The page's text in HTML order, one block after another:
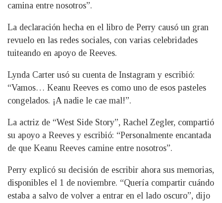
camina entre nosotros”.
La declaración hecha en el libro de Perry causó un gran
revuelo en las redes sociales, con varias celebridades
tuiteando en apoyo de Reeves.
Lynda Carter usó su cuenta de Instagram y escribió:
“Vamos… Keanu Reeves es como uno de esos pasteles
congelados. ¡A nadie le cae mal!”.
La actriz de “West Side Story”, Rachel Zegler, compartió
su apoyo a Reeves y escribió: “Personalmente encantada
de que Keanu Reeves camine entre nosotros”.
Perry explicó su decisión de escribir ahora sus memorias,
disponibles el 1 de noviembre. “Quería compartir cuándo
estaba a salvo de volver a entrar en el lado oscuro”, dijo